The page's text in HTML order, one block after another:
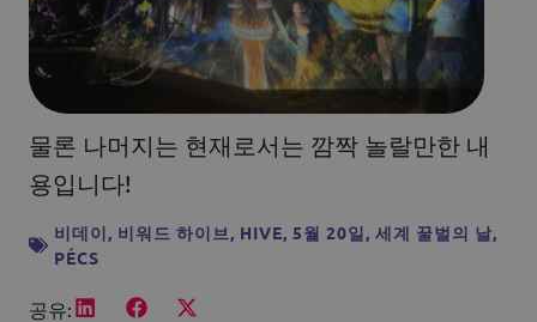
물론 나머지는 현재로서는 깜짝 놀랄만한 내
용입니다!
비데이 비워드 하이브 HIVE 5월 20일 세계 꿀벌의 날
PÉCS
공유: